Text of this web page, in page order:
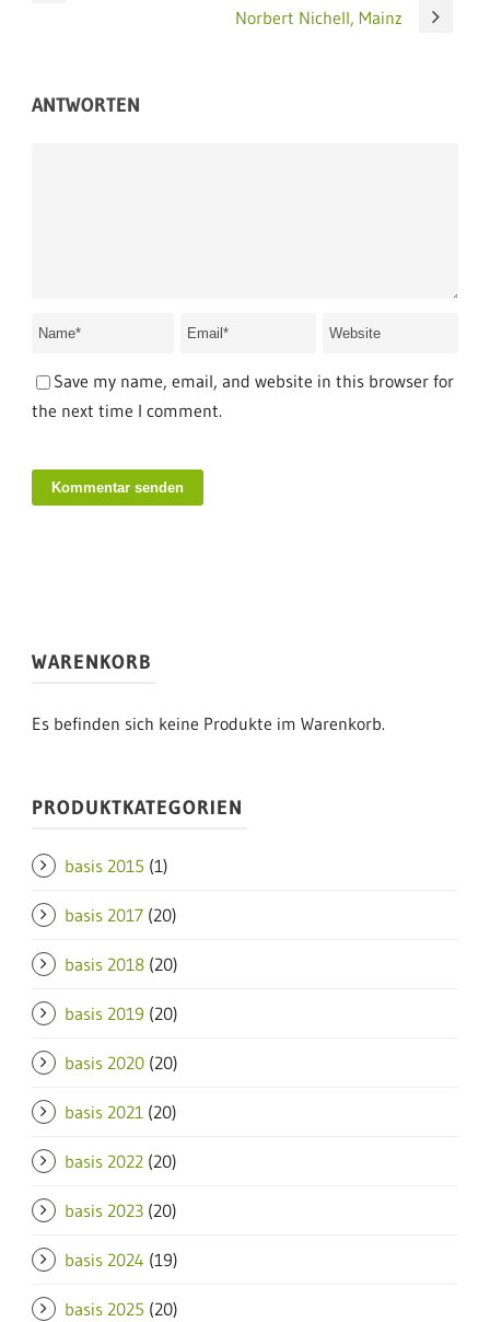
Norbert Nichell, Mainz
ANTWORTEN
Save my name, email, and website in this browser for
the next time I comment.
WARENKORB
Es befinden sich keine Produkte im Warenkorb.
PRODUKTKATEGORIEN
basis 2015 (1)
basis 2017 (20)
basis 2018 (20)
basis 2019 (20)
basis 2020 (20)
basis 2021 (20)
basis 2022 (20)
basis 2023 (20)
basis 2024 (19)
basis 2025 (20)